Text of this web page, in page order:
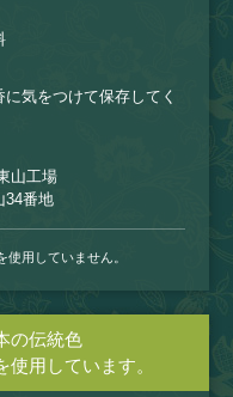
気をつけて保存してく
山工場
34番地
用していません。
の伝統色
使用しています。